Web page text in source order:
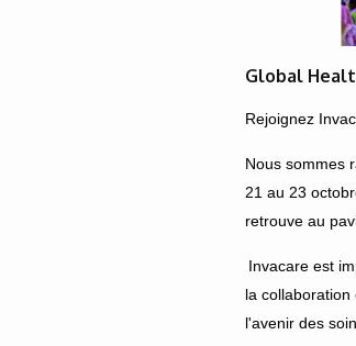
Global
Rejoignez
Nous sommes
21 au 23
retrouve au
Invacare est
la
l'avenir des